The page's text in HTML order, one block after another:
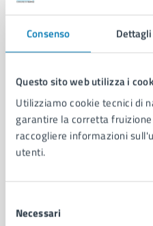
Consenso Dettagli
Questo sito web utilizza i
Utilizziamo cookie tecnici di
garantire la corretta
raccogliere informazioni
utenti.
delNecessari
Comune di Napoli
AMMINISTRAZIONE
Aree amministrative
Organi di governo
Municipalità
Uffici
Documenti e dati